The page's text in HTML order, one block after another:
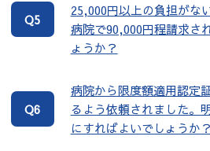
Q5
25,000円以上の負担がな
病院で90,000円程請求さ
ょうか？
Q6
病院から限度額適用認定
るよう依頼されました。
にすればよいでしょうか？